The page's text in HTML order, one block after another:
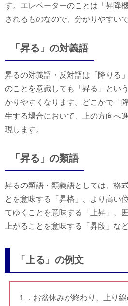
す。エレベーターのことは「昇降
されるものなので、分かりやすいで
「昇る」の対義語
昇るの対義語・反対語は「降りる
のことを意識しても「昇る」とい
かりやすくなります。どこかで「
生する場合において、上の方向へ
現します。
「昇る」の類語
昇るの類語・類義語としては、格
とを意味する「昇格」、より高い
てゆくことを意味する「上昇」、
上がることを意味する「昇段」な
「上る」の例文
１．お盆休みが終わり、上り